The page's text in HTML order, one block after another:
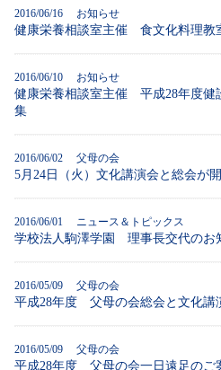
2016/06/16 お知らせ
健康栄養相談室主催 食文化料理教
2016/06/10 お知らせ
健康栄養相談室主催 平成28年度健
集
2016/06/02 父母の会
5月24日（火）文化講演会と総会が
2016/06/01 ニュース＆トピックス
学校法人駒澤学園 理事長交代のお
2016/05/09 父母の会
平成28年度 父母の会総会と文化講
2016/05/09 父母の会
平成28年度 父母の会一日遠足のご